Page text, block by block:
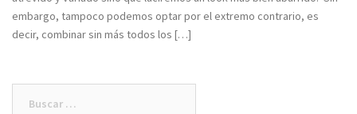
embargo, tampoco podemos optar por el extremo contrario, es
decir, combinar sin más todos los […]